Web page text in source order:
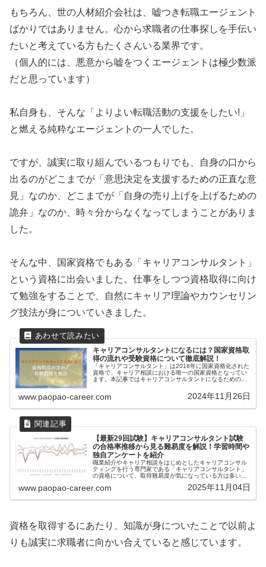
もちろん、世の人材紹介会社は、嘘つき転職エージェント
ばかりではありません。心から求職者の仕事探しを手伝い
たいと考えている方もたくさんいる業界です。
（個人的には、悪意から嘘をつくエージェントは極少数派
だと思っています）
私自身も、そんな「よりよい転職活動の支援をしたい!」
と燃える純粋なエージェントの一人でした。
ですが、誠実に取り組んでいるつもりでも、自身の口から
出るのがどこまでが「意思決定を支援するための正直な意
見」なのか、どこまでが「自身の売り上げを上げるための
詭弁」なのか、時々分からなくなってしまうことがありま
した。
そんな中、国家資格でもある「キャリアコンサルタント」
という資格に出会いました。仕事をしつつ資格取得に向け
て勉強をすることで、自然にキャリア理論やカウンセリン
グ技法が身についていきました。
キャリアコンサルタントになるには？国家資格取
得の流れや受験資格について徹底解説！
「キャリアコンサルタント」は2016年に国家資格化された
資格で、キャリア相談における唯一の国家資格となってい
ます。本記事ではキャリアコンサルタントになるための受
www.paopao-career.com 2024年11月26日
【最新29回試験】キャリアコンサルタント試験
の合格率推移から見る難易度を解説！学習時間や
独自アンケートを紹介
職業紹介やキャリア相談をはじめとしたキャリアコンサル
ティングを行う専門家である「キャリアコンサルタント」
の資格について、取得難易度が気になっている方は多いの
ではないでしょうか。本記事ではこれまでの合格率実績の
解説や、Twitterアンケート...
www.paopao-career.com 2025年11月04日
資格を取得するにあたり、知識が身についたことで以前よ
りも誠実に求職者に向かい合えていると感じています。